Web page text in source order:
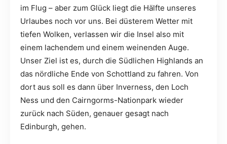
im Flug – aber zum Glück liegt die Hälfte unseres
Urlaubes noch vor uns. Bei düsterem Wetter mit
tiefen Wolken, verlassen wir die Insel also mit
einem lachendem und einem weinenden Auge.
Unser Ziel ist es, durch die Südlichen Highlands an
das nördliche Ende von Schottland zu fahren. Von
dort aus soll es dann über Inverness, den Loch
Ness und den Cairngorms-Nationpark wieder
zurück nach Süden, genauer gesagt nach
Edinburgh, gehen.